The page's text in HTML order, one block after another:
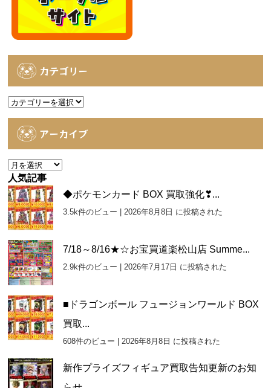
カテゴリー
カ
アーカイブ
ア
ー
カ
イ
ブ
人気記事
◆ポケモンカード BOX 買取強化❣...
3.5k件のビュー |2026年8月8日 に投稿された
7/18～8/16★☆お宝買道楽松山店 Summe...
2.9k件のビュー |2026年7月17日 に投稿された
■ドラゴンボール フュージョンワールド BOX
買取...
608件のビュー |2026年8月8日 に投稿された
新作プライズフィギュア買取告知更新のお知